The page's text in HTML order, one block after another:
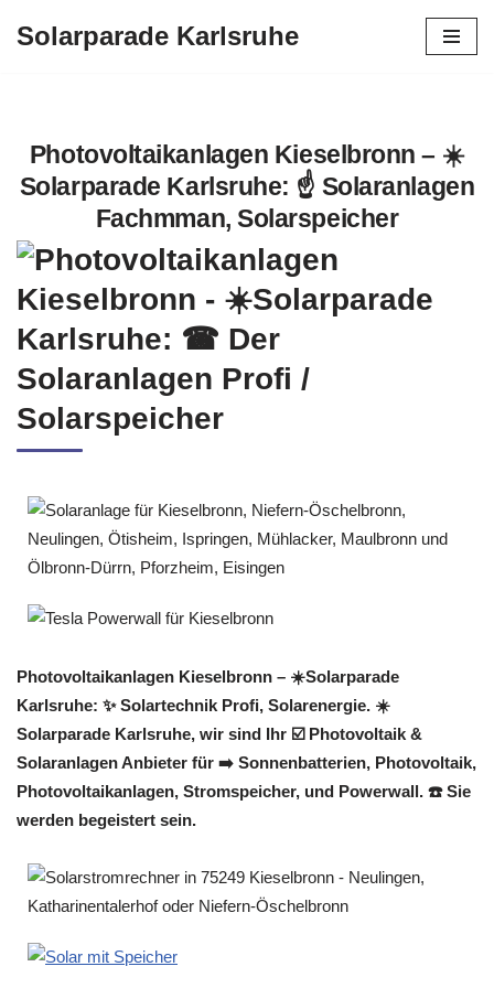
Solarparade Karlsruhe
Photovoltaikanlagen Kieselbronn – ☀️
Solarparade Karlsruhe: ☝️ Solaranlagen
Fachmman, Solarspeicher
Photovoltaikanlagen Kieselbronn – ☀️Solarparade
Karlsruhe: ✨ Solartechnik Profi, Solarenergie. ☀️
Solarparade Karlsruhe, wir sind Ihr ☑️ Photovoltaik &
Solaranlagen Anbieter für ➡️ Sonnenbatterien, Photovoltaik,
Photovoltaikanlagen, Stromspeicher, und Powerwall. ☎️ Sie
werden begeistert sein.